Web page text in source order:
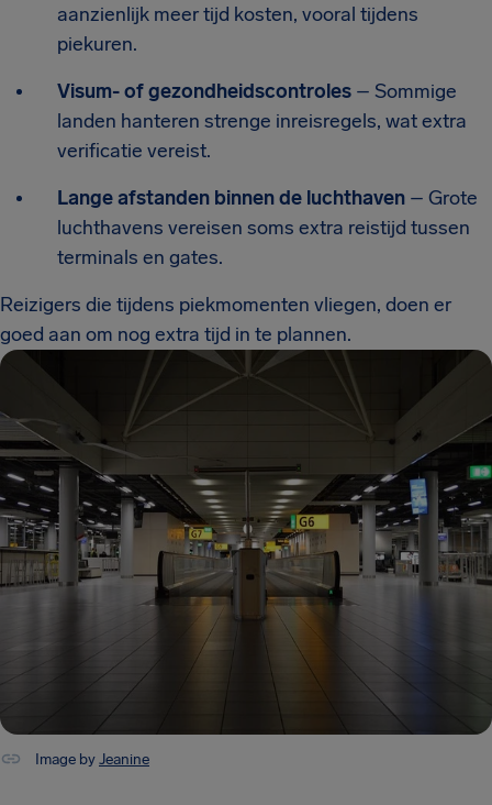
aanzienlijk meer tijd kosten, vooral tijdens
piekuren.
Visum- of gezondheidscontroles – Sommige
landen hanteren strenge inreisregels, wat extra
verificatie vereist.
Lange afstanden binnen de luchthaven – Grote
luchthavens vereisen soms extra reistijd tussen
terminals en gates.
Reizigers die tijdens piekmomenten vliegen, doen er
goed aan om nog extra tijd in te plannen.
Image byJeanine